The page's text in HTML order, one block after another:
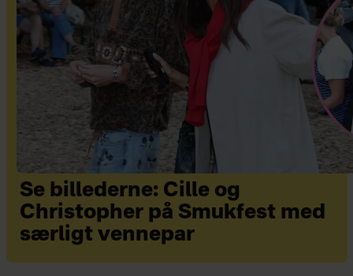
Se billederne: Cille og
Christopher på Smukfest med
særligt vennepar